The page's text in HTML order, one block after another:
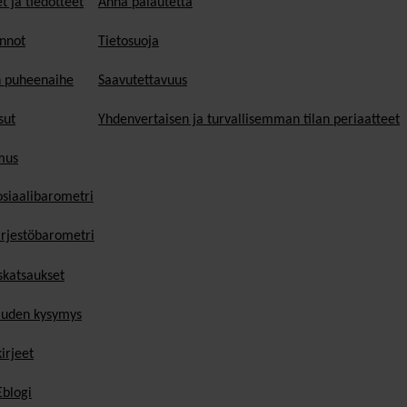
ja tiedotteet
puheenaihe
kysymys
Anna palautetta
Tietosuoja
Saavutettavuus
Yhdenvertaisen ja turvallisemman tilan periaatteet